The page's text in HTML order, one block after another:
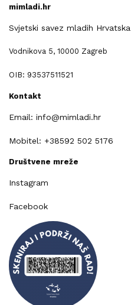
mimladi.hr
Svjetski savez mladih Hrvatska
Vodnikova 5, 10000 Zagreb
OIB: 93537511521
Kontakt
Email: info@mimladi.hr
Mobitel: +38592 502 5176
Društvene mreže
Instagram
Facebook